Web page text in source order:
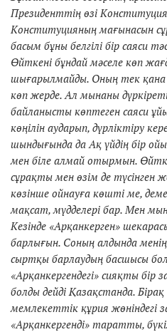
Президенттің өзі
Конституцияның мағынасын
басым бұны белгілі бір саяси
Өйткені бұндай мәселе көп
шығарылмайды. Оның тек
көп жерде. Ал мынаны
байланысты көптеген саяси
көңілін аударып, дүрліктіру
шындығында да Ақ үйдің бір
мен біле алмай отырмын.
сұрақты мен өзім де
көзінше ойнауға көшті ме,
мақсат, мүдделері бар. Мен
Кезінде «Арқанкерген»
барлығын. Соның алдында
сыртқы барлаудың басшысы
«Арқанкергендегі» сияқты
болды дейді Қазақстанда.
мемлекеттік құрия жөніндегі
«Арқанкергенді» таратты,